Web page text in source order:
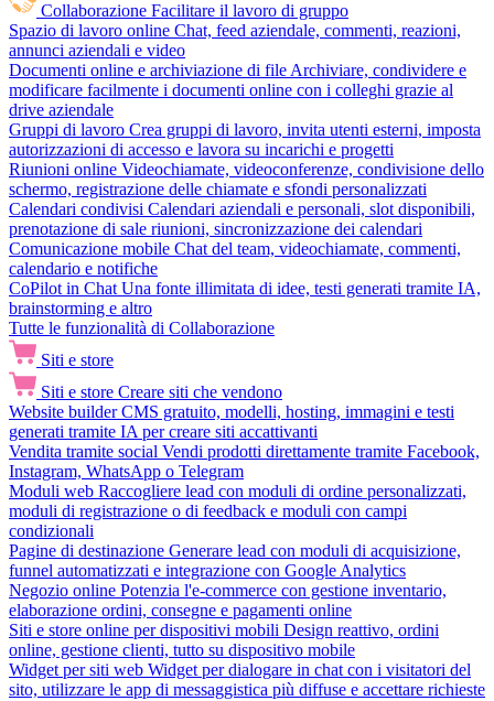
Collaborazione Facilitare il lavoro di gruppo
Spazio di lavoro online Chat, feed aziendale, commenti, reazioni,
annunci aziendali e video
Documenti online e archiviazione di file Archiviare, condividere e
modificare facilmente i documenti online con i colleghi grazie al
drive aziendale
Gruppi di lavoro Crea gruppi di lavoro, invita utenti esterni, imposta
autorizzazioni di accesso e lavora su incarichi e progetti
Riunioni online Videochiamate, videoconferenze, condivisione dello
schermo, registrazione delle chiamate e sfondi personalizzati
Calendari condivisi Calendari aziendali e personali, slot disponibili,
prenotazione di sale riunioni, sincronizzazione dei calendari
Comunicazione mobile Chat del team, videochiamate, commenti,
calendario e notifiche
CoPilot in Chat Una fonte illimitata di idee, testi generati tramite IA,
brainstorming e altro
Tutte le funzionalità di Collaborazione
Siti e store
Siti e store Creare siti che vendono
Website builder CMS gratuito, modelli, hosting, immagini e testi
generati tramite IA per creare siti accattivanti
Vendita tramite social Vendi prodotti direttamente tramite Facebook,
Instagram, WhatsApp o Telegram
Moduli web Raccogliere lead con moduli di ordine personalizzati,
moduli di registrazione o di feedback e moduli con campi
condizionali
Pagine di destinazione Generare lead con moduli di acquisizione,
funnel automatizzati e integrazione con Google Analytics
Negozio online Potenzia l'e-commerce con gestione inventario,
elaborazione ordini, consegne e pagamenti online
Siti e store online per dispositivi mobili Design reattivo, ordini
online, gestione clienti, tutto su dispositivo mobile
Widget per siti web Widget per dialogare in chat con i visitatori del
sito, utilizzare le app di messaggistica più diffuse e accettare richieste